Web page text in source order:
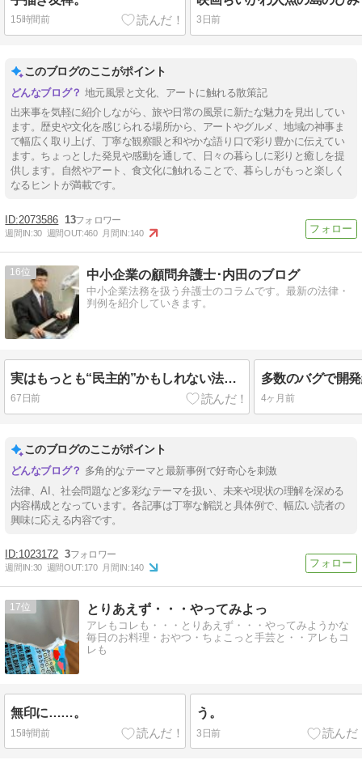
15時間前 3日前
このブログのここがポイント
地元風景と文化、アートに触れる散策記
出来事を気軽に紹介しながら、旅や日常の風景に新たな魅力を見出してい
ます。歴史や文化を感じられる場所から、アートやグルメ、地域の神事ま
で幅広く取り上げ、丁寧な観察眼と和やかな語り口で彩り豊かに伝えてい
ます。ちょっとした発見や感動を通して、日々の暮らしに彩りと癒しを提
供します。自然やアート、食文化に触れることで、暮らしがもっと楽しく
なるヒントが満載です。
2073586 13
週間IN:30 週間OUT:460 月間IN:140
16 中小企業の顧問弁護士･内田のブログ
中小企業法務を扱う弁護士のコラムです。最新の法律・
判例を紹介していきます。
実はもっとも“民主的”かもしれない法──イスラム法の正体
67日前 4ヶ月前
このブログのここがポイント
多角的なテーマと最新事例で好奇心を刺激
法律、AI、社会問題など多彩なテーマを扱い、未来や現状の理解を深める
内容構成となっています。各記事は丁寧な解説と具体例で、幅広い読者の
興味に応える内容です。
1023172 3
週間IN:30 週間OUT:170 月間IN:140
17 とりあえず・・・やってみよっ
アレもコレも・・・とりあえず・・・やってみようかな
毎日のお料理・おやつ・ちょこっと手芸と・・アレもコ
レも
無印に……。
15時間前
う。
3日前